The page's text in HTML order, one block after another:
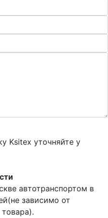
Ksitex уточняйте у
автотранспортом в
зависимо от